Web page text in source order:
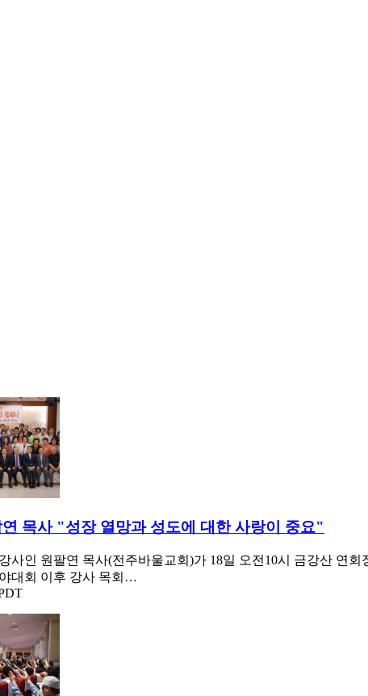
목사 "성장 열망과 성도에 대한 사랑이 중요"
사인 원팔연 목사(전주바울교회)가 18일 오전10시 금강산 연
대회 이후 강사 목회…